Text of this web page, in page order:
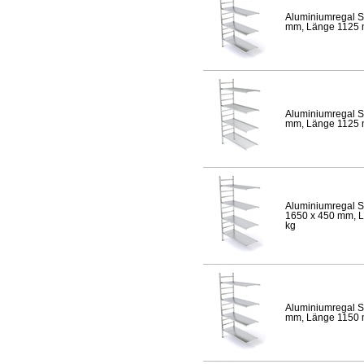
Aluminiumregal
mm, Länge 1125
Aluminiumregal
mm, Länge 1125
Aluminiumregal
1650 x 450 mm,
kg
Aluminiumregal
mm, Länge 1150